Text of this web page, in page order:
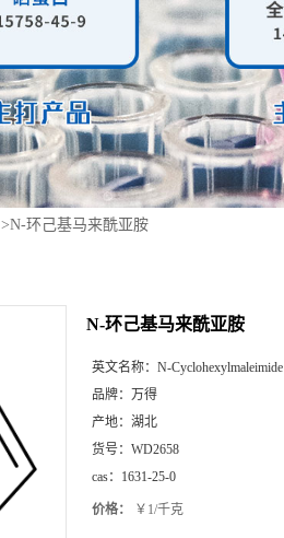
>N-环己基马来酰亚胺
N-环己基马来酰亚胺
英文名称： N-Cyclohexylmaleimide
品牌： 万得
产地： 湖北
货号： WD2658
cas： 1631-25-0
价格： ￥1/千克